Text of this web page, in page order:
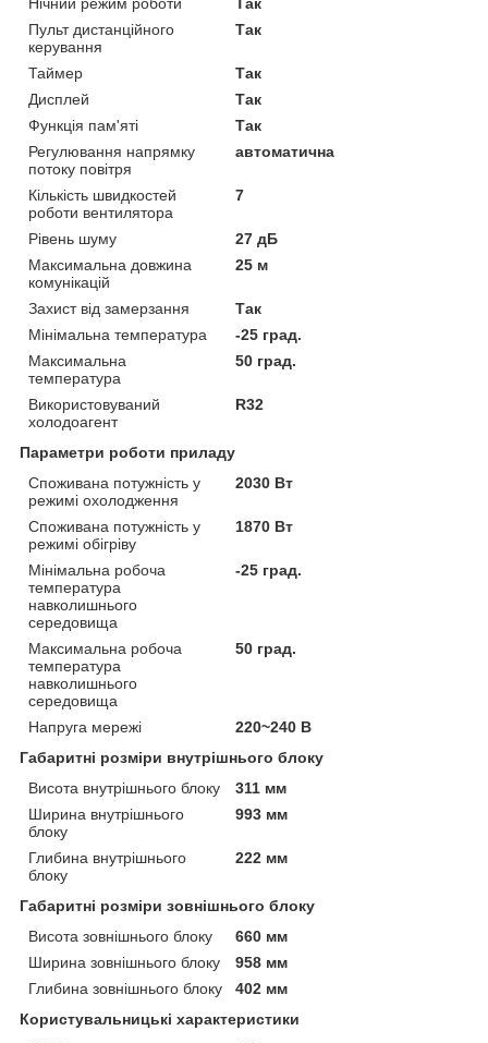
Пульт дистанційного
керування
Так
Таймер
Так
Дисплей
Так
Функція пам'яті
Так
Регулювання напрямку
потоку повітря
автоматична
Кількість швидкостей
роботи вентилятора
7
Рівень шуму
27 дБ
Максимальна довжина
комунікацій
25 м
Захист від замерзання
Так
Мінімальна температура
-25 град.
Максимальна
температура
50 град.
Використовуваний
холодоагент
R32
Параметри роботи приладу
Споживана потужність у
режимі охолодження
2030 Вт
Споживана потужність у
режимі обігріву
1870 Вт
Мінімальна робоча
температура
навколишнього
середовища
-25 град.
Максимальна робоча
температура
навколишнього
середовища
50 град.
Напруга мережі
220~240 В
Габаритні розміри внутрішнього блоку
Висота внутрішнього блоку
311 мм
Ширина внутрішнього
блоку
993 мм
Глибина внутрішнього
блоку
222 мм
Габаритні розміри зовнішнього блоку
Висота зовнішнього блоку
660 мм
Ширина зовнішнього блоку
958 мм
Глибина зовнішнього блоку
402 мм
Користувальницькі характеристики